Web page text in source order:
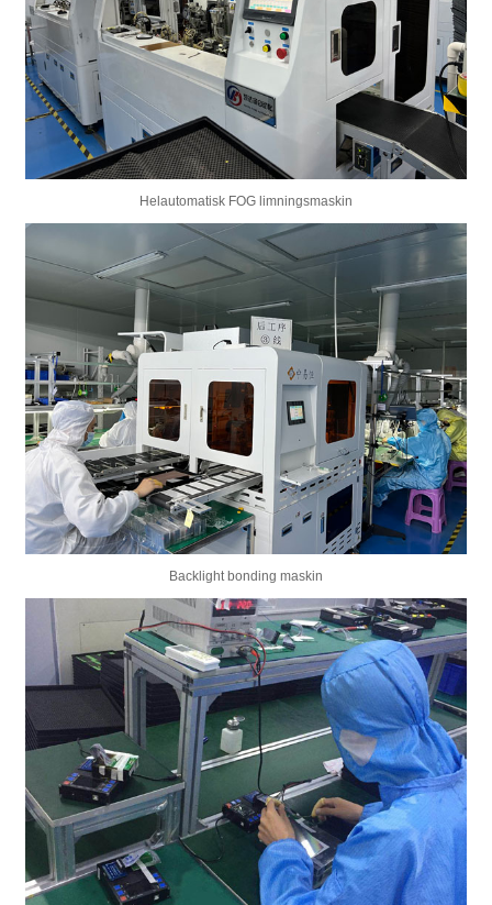
Helautomatisk FOG limningsmaskin
Backlight bonding maskin